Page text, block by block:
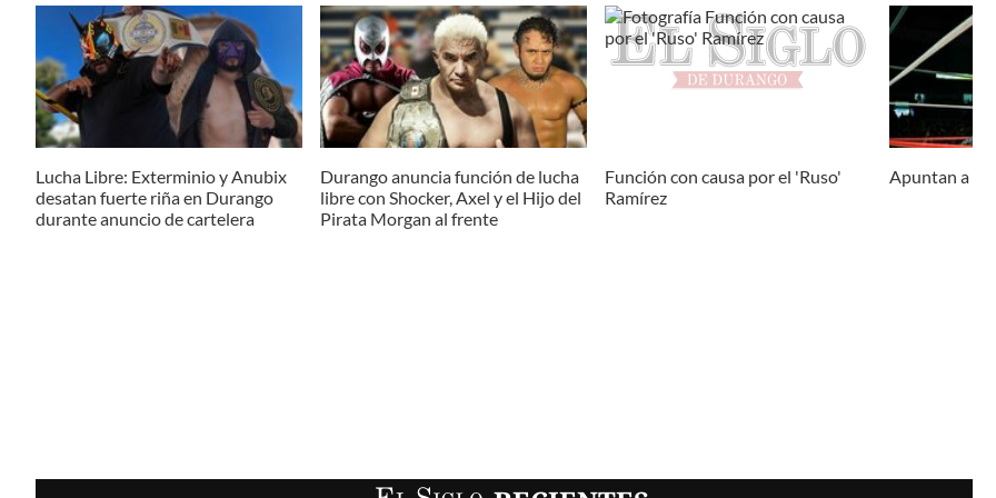
Lucha Libre: Exterminio y Anubix
desatan fuerte riña en Durango
durante anuncio de cartelera
Durango anuncia función de lucha
libre con Shocker, Axel y el Hijo del
Pirata Morgan al frente
Función con causa por el 'Ruso'
Ramírez
Apuntan a